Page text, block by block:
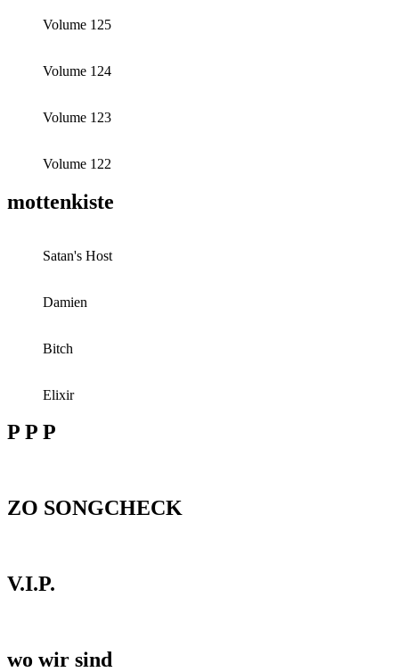
Volume 125
Volume 124
Volume 123
Volume 122
mottenkiste
Satan's Host
Damien
Bitch
Elixir
P P P
ZO SONGCHECK
V.I.P.
wo wir sind